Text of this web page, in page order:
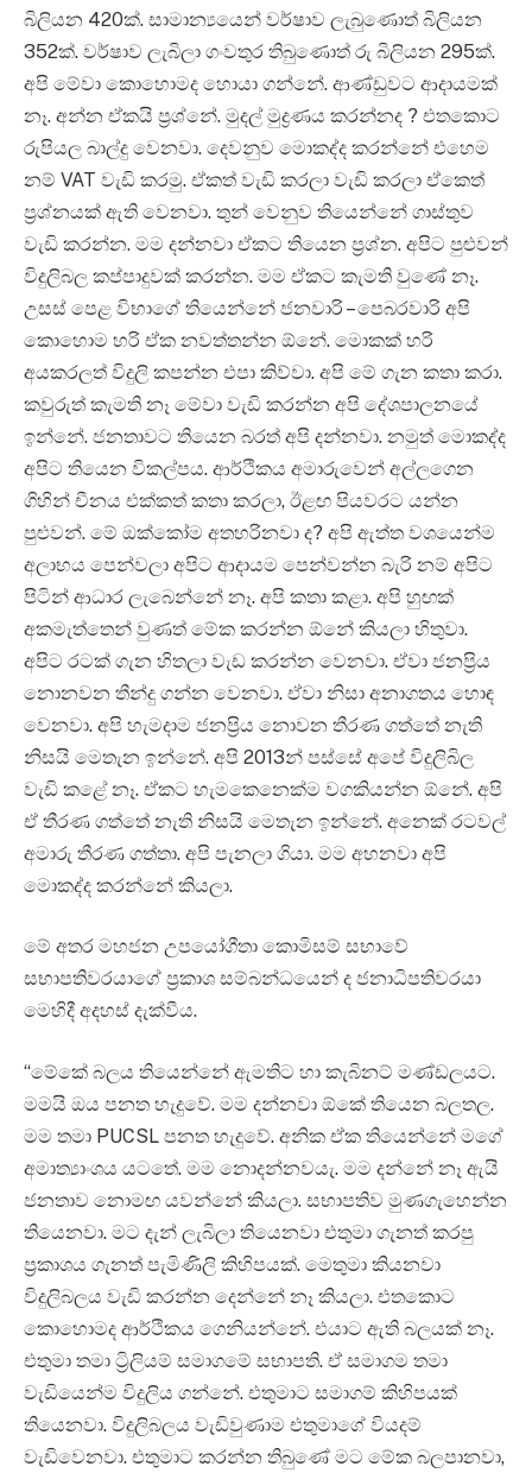
බිලියන 420ක්. සාමාන්‍යයෙන් වර්ෂාව ලැබුණොත් බිලියන
352ක්. වර්ෂාව ලැබිලා ගංවතුර තිබුණොත් රු බිලියන 295ක්.
අපි මේවා කොහොමද හොයා ගන්නේ. ආණ්ඩුවට ආදායමක්
නෑ. අන්න ඒකයි ප්‍රශ්නේ. මුදල් මුද්‍රණය කරන්නද ? එතකොට
රුපියල බාල්දු වෙනවා. දෙවනුව මොකද්ද කරන්නේ එහෙම
නම් VAT වැඩි කරමු. ඒකත් වැඩි කරලා වැඩි කරලා ඒකෙත්
ප්‍රශ්නයක් ඇති වෙනවා. තුන් වෙනුව තියෙන්නේ ගාස්තුව
වැඩි කරන්න. මම දන්නවා ඒකට තියෙන ප්‍රශ්න. අපිට පුළුවන්
විදුලිබල කප්පාදුවක් කරන්න. මම ඒකට කැමති වුණේ නෑ.
උසස් පෙළ විභාගේ තියෙන්නේ ජනවාරි – පෙබරවාරි අපි
‍කොහොම හරි ඒක නවත්තන්න ඕනේ. මොකක් හරි
අයකරලත් විදුලි කපන්න එපා කිව්වා. අපි මේ ගැන කතා කරා.
කවුරුත් කැමති නෑ මේවා වැඩි කරන්න අපි දේශපාලනයේ
ඉන්නේ. ජනතාවට තියෙන බරත් අපි දන්නවා. නමුත් මොකද්ද
අපිට තියෙන විකල්පය. ආර්ථිකය අමාරුවෙන් අල්ලගෙන
ගිහින් චීනය එක්කත් කතා කරලා, ඊළඟ පියවරට යන්න
පුළුවන්. මේ ඔක්කෝම අතහරිනවා ද? අපි ඇත්ත වශයෙන්ම
අලාභය පෙන්වලා අපිට ආදායම පෙන්වන්න බැරි නම් අපිට
පිටින් ආධාර ලැබෙන්නේ නෑ. අපි කතා කළා. අපි හුඟක්
අකමැත්තෙන් වුණත් මේක කරන්න ඕනේ කියලා හිතුවා.
අපිට රටක් ගැන හිතලා වැඩ කරන්න වෙනවා. ඒවා ජනප්‍රිය
නොනවන තීන්දු ගන්න වෙනවා. ඒවා නිසා අනාගතය හොඳ
වෙනවා. අපි හැමදාම ජනප්‍රිය නොවන තීරණ ගත්තේ නැති
නිසයි මෙතැන ඉන්නේ. අපි 2013න් පස්සේ අපේ විදුලිබිල
වැඩි කළේ නෑ. ඒකට හැමකෙනෙක්ම වගකියන්න ඕනේ. අපි
ඒ තීරණ ගත්තේ නැති නිසයි මෙතැන ඉන්නේ. අනෙක් රටවල්
අමාරු තීරණ ගත්තා. අපි පැනලා ගියා. මම අහනවා අපි
මොකද්ද කරන්නේ කියලා.
මේ අතර මහජන උපයෝගීතා කොමිසම් සභාවේ
සභාපතිවරයාගේ ප්‍රකාශ සම්බන්ධයෙන් ද ජනාධිපතිවරයා
මෙහිදී අදහස් දැක්වීය.
“මේකේ බලය තියෙන්නේ ඇමතිට හා කැබිනට් මණ්ඩලයට.
මමයි ඔය පනත හැදුවේ. මම දන්නවා ඕකේ තියෙන බලතල.
මම තමා PUCSL පනත හැදුවේ. අනික ඒක තියෙන්නේ මගේ
අමාත්‍යාංශය යටතේ. මම නොදන්නවයැ. මම දන්නේ නෑ ඇයි
ජනතාව නොමඟ යවන්නේ කියලා. සභාපතිව මුණගැහෙන්න
තියෙනවා. මට දැන් ලැබිලා තියෙනවා එතුමා ගැනත් කරපු
ප්‍රකාශය ගැනත් පැමිණිලි කිහිපයක්. මෙතුමා කියනවා
විදුලිබලය වැඩි කරන්න දෙන්නේ නෑ කියලා. එතකොට
කොහොමද ආර්ථිකය ගෙනියන්නේ. එයාට ඇති බලයක් නෑ.
එතුමා තමා ට්‍රිලියම් සමාගමේ සභාපති. ඒ සමාගම තමා
වැඩියෙන්ම විදුලිය ගන්නේ. එතුමාට සමාගම් කිහිපයක්
තියෙනවා. විදුලිබලය වැඩිවුණාම එතුමාගේ වියදම්
වැඩිවෙනවා. එතුමාට කරන්න තිබුණේ මට මේක බලපානවා,